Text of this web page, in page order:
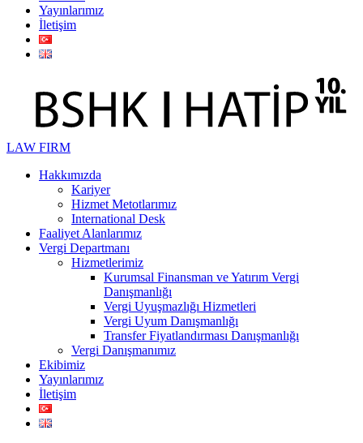
Yayınlarımız
İletişim
LAW FIRM
Hakkımızda
Kariyer
Hizmet Metotlarımız
International Desk
Faaliyet Alanlarımız
Vergi Departmanı
Hizmetlerimiz
Kurumsal Finansman ve Yatırım Vergi
Danışmanlığı
Vergi Uyuşmazlığı Hizmetleri
Vergi Uyum Danışmanlığı
Transfer Fiyatlandırması Danışmanlığı
Vergi Danışmanımız
Ekibimiz
Yayınlarımız
İletişim